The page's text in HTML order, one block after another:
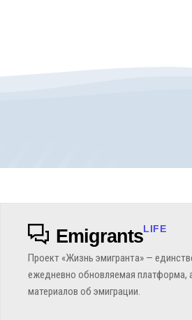
EmigrantsLIFE
Проект «Жизнь эмигранта» —
ежедневно обновляемая платформа,
материалов об эмиграции.